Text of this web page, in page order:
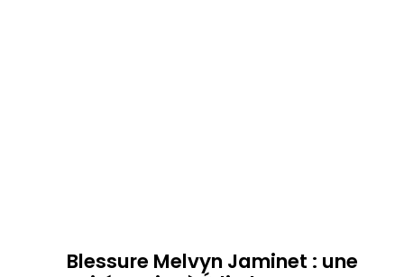
Blessure Melvyn Jaminet : une